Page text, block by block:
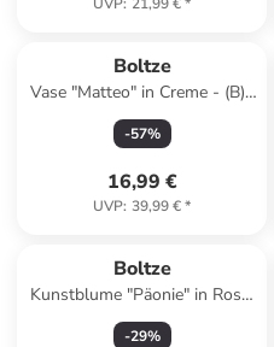
Boltze
Vase "Matteo" in Creme - (B)6
x (H)25 cm
-57%
16,99 €
UVP: 39,99 €*
Boltze
Kunstblume "Päonie" in Rosa/
Grün - (H)72 cm
-29%